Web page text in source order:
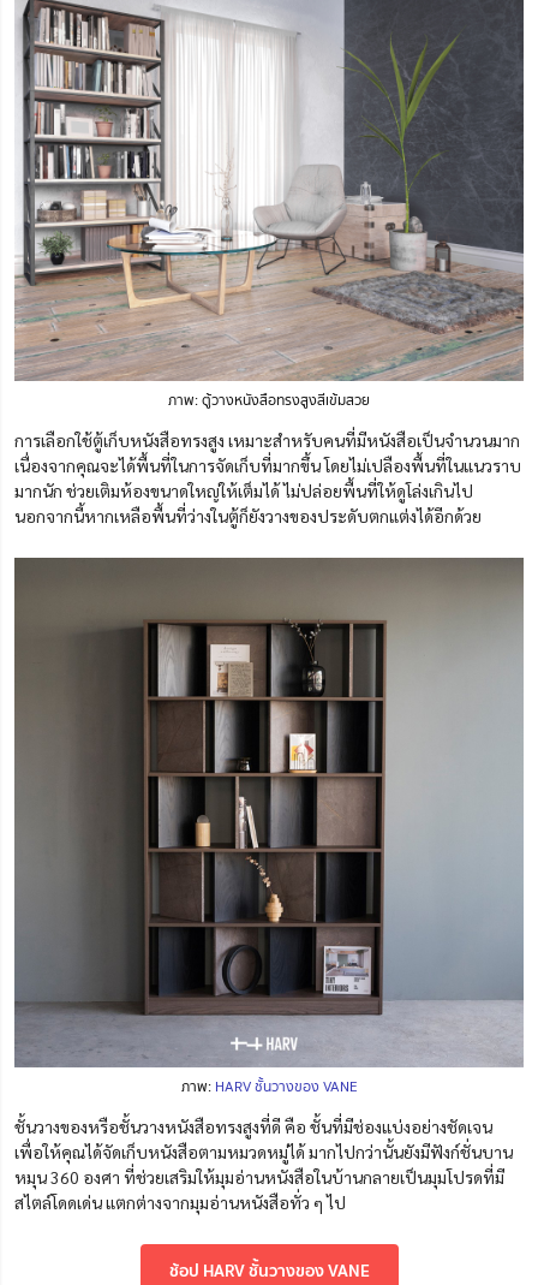
ภาพ: ตู้วางหนังสือทรงสูงสีเข้มสวย
การเลือกใช้ตู้เก็บหนังสือทรงสูง เหมาะสำหรับคนที่มีหนังสือเป็นจำนวนมาก
เนื่องจากคุณจะได้พื้นที่ในการจัดเก็บที่มากขึ้น โดยไม่เปลืองพื้นที่ในแนวราบ
มากนัก ช่วยเติมห้องขนาดใหญ่ให้เต็มได้ ไม่ปล่อยพื้นที่ให้ดูโล่งเกินไป
นอกจากนี้หากเหลือพื้นที่ว่างในตู้ก็ยังวางของประดับตกแต่งได้อีกด้วย
ภาพ: HARV ชั้นวางของ VANE
ชั้นวางของหรือชั้นวางหนังสือทรงสูงที่ดี คือ ชั้นที่มีช่องแบ่งอย่างชัดเจน
เพื่อให้คุณได้จัดเก็บหนังสือตามหมวดหมู่ได้ มากไปกว่านั้นยังมีฟังก์ชั่นบาน
หมุน 360 องศา ที่ช่วยเสริมให้มุมอ่านหนังสือในบ้านกลายเป็นมุมโปรดที่มี
สไตล์โดดเด่น แตกต่างจากมุมอ่านหนังสือทั่ว ๆ ไป
ช้อป HARV ชั้นวางของ VANE